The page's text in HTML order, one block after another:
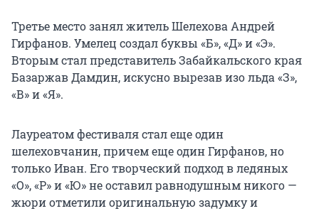
Третье место занял житель Шелехова Андрей
Гирфанов. Умелец создал буквы «Б», «Д» и «Э».
Вторым стал представитель Забайкальского края
Базаржав Дамдин, искусно вырезав изо льда «З»,
«В» и «Я».
Лауреатом фестиваля стал еще один
шелеховчанин, причем еще один Гирфанов, но
только Иван. Его творческий подход в ледяных
«О», «Р» и «Ю» не оставил равнодушным никого —
жюри отметили оригинальную задумку и